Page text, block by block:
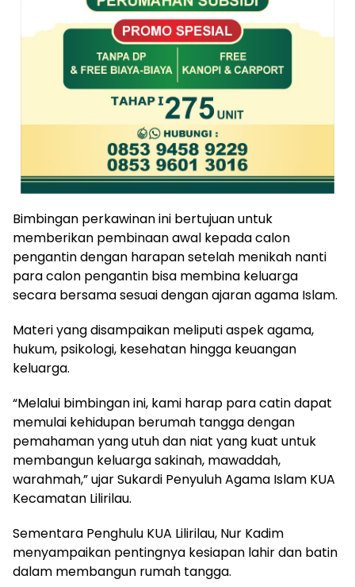
Bimbingan perkawinan ini bertujuan untuk
memberikan pembinaan awal kepada calon
pengantin dengan harapan setelah menikah nanti
para calon pengantin bisa membina keluarga
secara bersama sesuai dengan ajaran agama Islam.
Materi yang disampaikan meliputi aspek agama,
hukum, psikologi, kesehatan hingga keuangan
keluarga.
“Melalui bimbingan ini, kami harap para catin dapat
memulai kehidupan berumah tangga dengan
pemahaman yang utuh dan niat yang kuat untuk
membangun keluarga sakinah, mawaddah,
warahmah,” ujar Sukardi Penyuluh Agama Islam KUA
Kecamatan Lilirilau.
Sementara Penghulu KUA Lilirilau, Nur Kadim
menyampaikan pentingnya kesiapan lahir dan batin
dalam membangun rumah tangga.